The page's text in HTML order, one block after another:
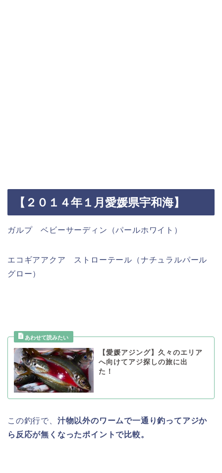
【２０１４年１月愛媛県宇和海】
ガルプ ベビーサーディン（パールホワイト）
エコギアアクア ストローテール（ナチュラルパール
グロー）
【愛媛アジング】久々のエリア
へ向けてアジ探しの旅に出
た！
この釣行で、 汁物以外のワームで一通り釣ってアジか
ら反応が無くなったポイントで比較。